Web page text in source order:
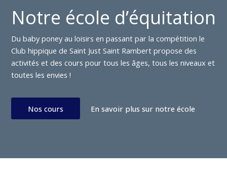
Notre école d’équitation
Du baby poney au loisirs en passant par la compétition le
Club hippique de Saint Just Saint Rambert propose des
activités et des cours pour tous les âges, tous les niveaux et
toutes les envies !
Nos cours En savoir plus sur notre école